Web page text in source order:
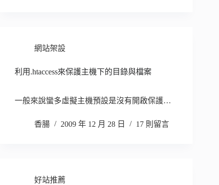
網站架設
利用.htaccess來保護主機下的目錄與檔案
一般來說蠻多虛擬主機預設是沒有開啟保護…
香腸 2009 年 12 月 28 日 17 則留言
好站推薦